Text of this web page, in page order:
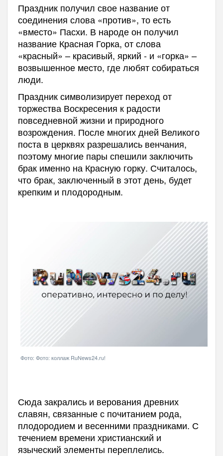
Праздник получил свое название от
соединения слова«против», то есть
«вместо» Пасхи. В народе он получил
название Красная Горка, от слова
«красный» – красивый, яркий - и «горка» –
возвышенное место, где любят собираться
люди.
Праздник символизирует переход от
торжества Воскресения к радости
повседневной жизни и природного
возрождения. После многих дней Великого
поста в церквях разрешались венчания,
поэтому многие пары спешили заключить
брак именно на Красную горку. Считалось,
что брак, заключенный в этот день, будет
крепким и плодородным.
Фото: Фото: коллаж RuNews24.ru!
Сюда закрались и верования древних
славян, связанные с почитанием рода,
плодородием и весенними праздниками. С
течением времени христианский и
языческий элементы переплелись.